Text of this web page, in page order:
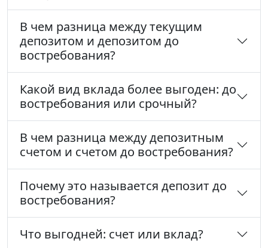
В чем разница между текущим
депозитом и депозитом до
востребования?
Какой вид вклада более выгоден: до
востребования или срочный?
В чем разница между депозитным
счетом и счетом до востребования?
Почему это называется депозит до
востребования?
Что выгодней: счет или вклад?